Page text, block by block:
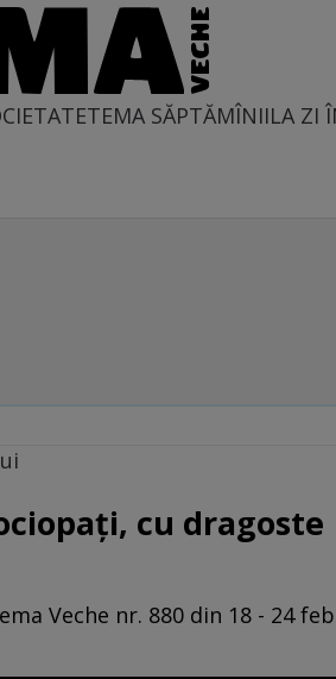
TEMA SĂPTĂMÎNIILA ZI
cu dragoste
Veche nr. 880 din 18 - 24